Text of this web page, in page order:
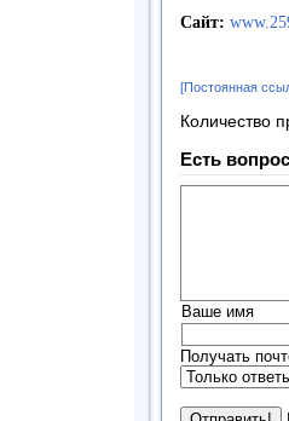
Сайт:
[Постоянная
Количество
Есть
Ваше имя
Получать